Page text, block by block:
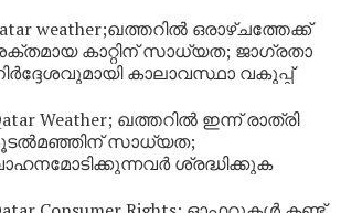
weather;ഖത്തറിൽ ഒരാഴ്ചത്തേക്ക്
കാറ്റിന് സാധ്യത; ജാഗ്രതാ
കാലാവസ്ഥാ വകുപ്പ്
Weather; ഖത്തറിൽ ഇന്ന് രാത്രി
സാധ്യത;
ശ്രദ്ധിക്കുക